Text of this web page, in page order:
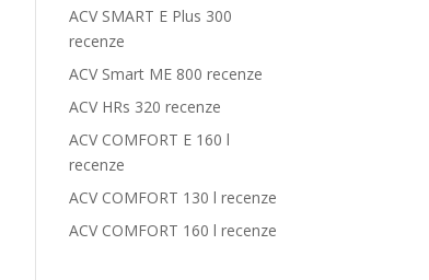
ACV SMART E Plus 300
recenze
ACV Smart ME 800 recenze
ACV HRs 320 recenze
ACV COMFORT E 160 l
recenze
ACV COMFORT 130 l recenze
ACV COMFORT 160 l recenze